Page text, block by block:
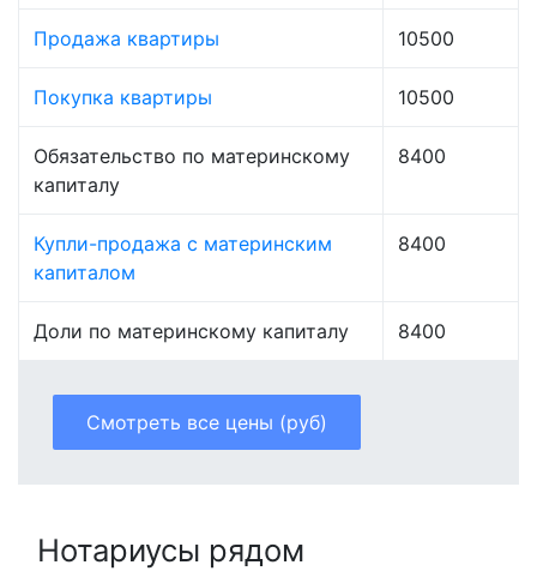
Продажа квартиры 10500
Покупка квартиры 10500
Обязательство по материнскому
капиталу
8400
Купли-продажа с материнским
капиталом
8400
Доли по материнскому капиталу 8400
Смотреть все цены (руб)
Нотариусы рядом